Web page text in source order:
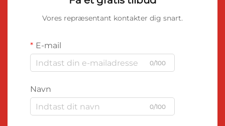
Vores repræsentant kontakter dig snart.
E-mail
0/100
Navn
0/100